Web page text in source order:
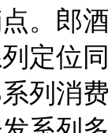
。郎
定位
列消